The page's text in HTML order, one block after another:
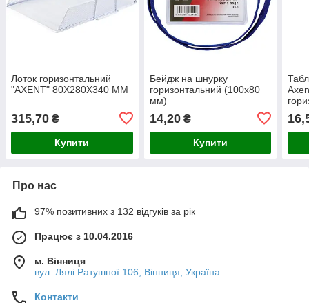
Лоток горизонтальний
"AXENT" 80X280X340 ММ
315,70 ₴
Купити
Бейдж на шнурку
горизонтальний (100х80
мм)
14,20₴
Купити
Про нас
97% позитивних з 132 відгуків за рік
Працює з 10.04.2016
м. Вінниця
вул. Лялі Ратушної 106, Вінниця, Україна
Контакти